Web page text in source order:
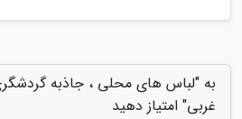
به "لباس های محلی ، جاذبه
غربی" امتیاز دهید